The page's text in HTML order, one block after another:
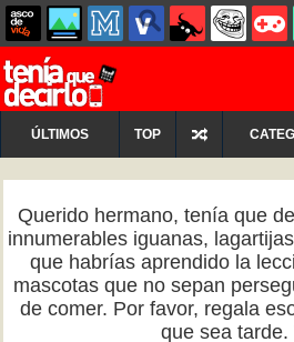
ÚLTIMOS TOP
Querido hermano, tenía que
innumerables iguanas,
que habrías aprendido la
mascotas que no sepan
de comer. Por favor, regala
que sea tarde.